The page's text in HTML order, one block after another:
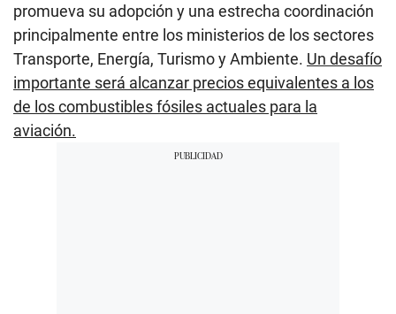
promueva su adopción y una estrecha coordinación
principalmente entre los ministerios de los sectores
Transporte, Energía, Turismo y Ambiente. Un desafío
importante será alcanzar precios equivalentes a los
de los combustibles fósiles actuales para la
aviación.